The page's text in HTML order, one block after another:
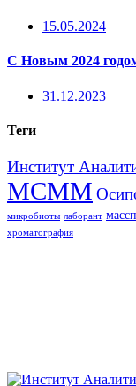
15.05.2024
С Новым 2024
31.12.2023
Теги
Институт
МСММ
микробиоты лаборант
хроматография